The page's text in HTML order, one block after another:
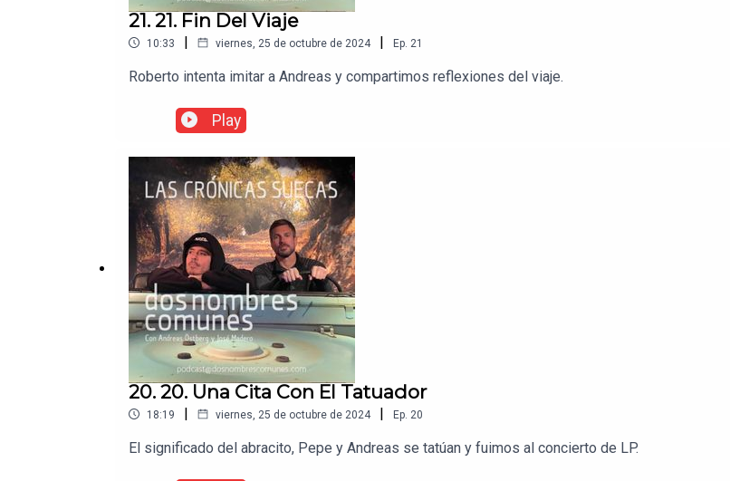
21. 21. Fin Del Viaje
10:33 | viernes, 25 de octubre de 2024 | Ep. 21
Roberto intenta imitar a Andreas y compartimos reflexiones del viaje.
Play
20. 20. Una Cita Con El Tatuador
18:19 | viernes, 25 de octubre de 2024 | Ep. 20
El significado del abracito, Pepe y Andreas se tatúan y fuimos al concierto de LP.